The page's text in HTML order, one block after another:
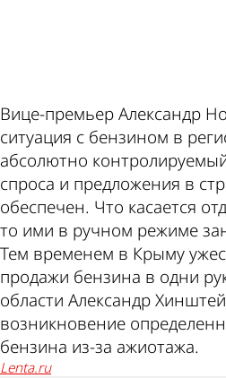
Вице-премьер Александр
ситуация с бензином в
абсолютно
спроса и предложения в
обеспечен. Что касается
то ими в ручном режиме
Тем временем в Крыму
продажи бензина в одни
области Александр
возникновение
бензина из-за ажиотажа.
lenta.ru